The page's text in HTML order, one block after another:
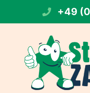
springen
+49